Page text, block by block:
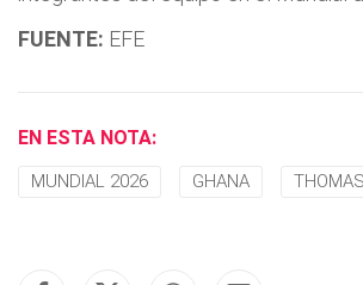
FUENTE: EFE
EN ESTA NOTA:
MUNDIAL 2026 GHANA